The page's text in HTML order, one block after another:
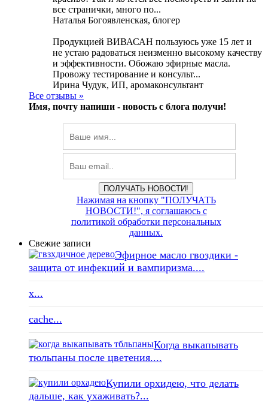
все странички, много по...
Наталья Богоявленская, блогер
Продукцией ВИВАСАН пользуюсь уже 15 лет и
не устаю радоваться неизменно высокому качеству
и эффективности. Обожаю эфирные масла.
Провожу тестирование и консульт...
Ирина Чудук, ИП, аромаконсультант
Все отзывы »
Имя, почту напиши - новость с блога получи!
ПОЛУЧАТЬ НОВОСТИ!
Нажимая на кнопку "ПОЛУЧАТЬ
НОВОСТИ!", я соглашаюсь с
политикой обработки персональных
данных.
Свежие записи
Эфирное масло гвоздики -
защита от инфекций и вампиризма....
x...
cache...
Когда выкапывать
тюльпаны после цветения....
Купили орхидею, что делать
дальше, как ухаживать?...